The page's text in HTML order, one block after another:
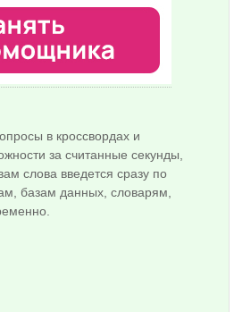
в кроссвордах и
за считанные секунды,
слова введется сразу по
базам данных, словарям,